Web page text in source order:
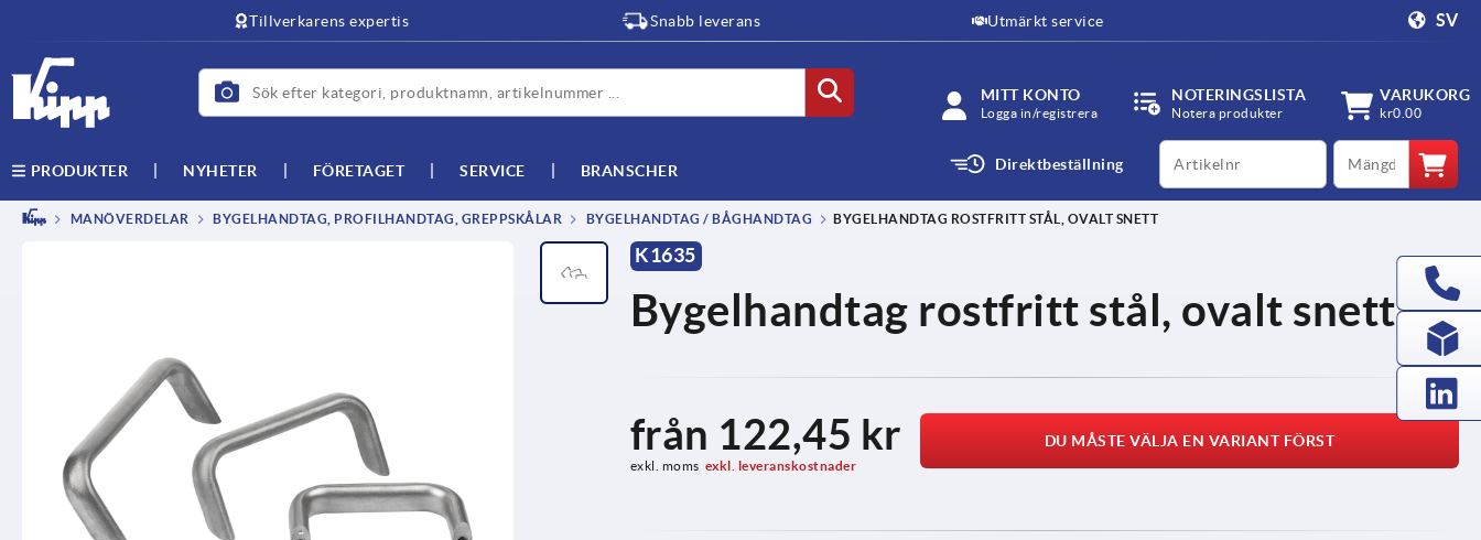
Tillverkarens expertis Snabb leverans Utmärkt service SV
MITT KONTO
Logga in/registrera
NOTERINGSLISTA
Notera produkter
VARUKORG
kr0.00
PRODUKTER NYHETER FÖRETAGET SERVICE BRANSCHER Direktbeställning
productCode qty
MANÖVERDELAR BYGELHANDTAG, PROFILHANDTAG, GREPPSKÅLAR BYGELHANDTAG / BÅGHANDTAG BYGELHANDTAG ROSTFRITT STÅL, OVALT SNETT
K1635
Bygelhandtag rostfritt stål, ovalt snett
från 122,45 kr
exkl. moms exkl. leveranskostnader
DU MÅSTE VÄLJA EN VARIANT FÖRST